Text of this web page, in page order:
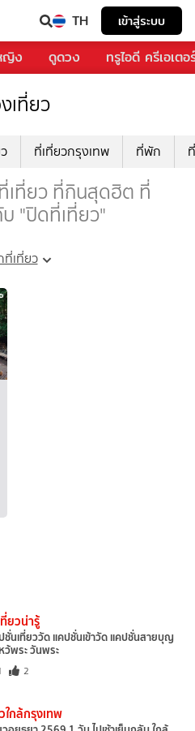
TH เข้าสู่ระบบ
ญิง ดูดวง ทรูไอดี ครีเอเตอ
เที่ยว
ที่เที่ยวกรุงเทพ ที่พัก
เที่ยว ที่กินสุดฮิต ที่
"ปิดที่เที่ยว"
ที่เที่ยว
ที่ยวน่ารู้
ชั่นเที่ยววัด แคปชั่นเข้าวัด แคปชั่นสายบุญ
ว้พระ วันพระ
2
ใกล้กรุงเทพ